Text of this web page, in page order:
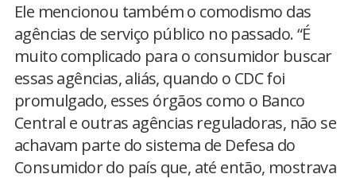
Ele mencionou também o comodismo das
agências de serviço público no passado. “É
muito complicado para o consumidor buscar
essas agências, aliás, quando o CDC foi
promulgado, esses órgãos como o Banco
Central e outras agências reguladoras, não se
achavam parte do sistema de Defesa do
Consumidor do país que, até então, mostrava